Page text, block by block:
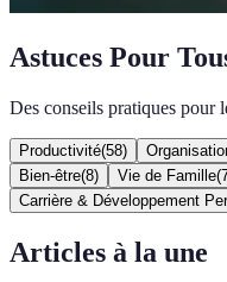
Astuces Pour
Des conseils pratiques pour
Productivité(58)
Bien-être(8) Vie de Famille(
Carrière & Développement
Articles à la une